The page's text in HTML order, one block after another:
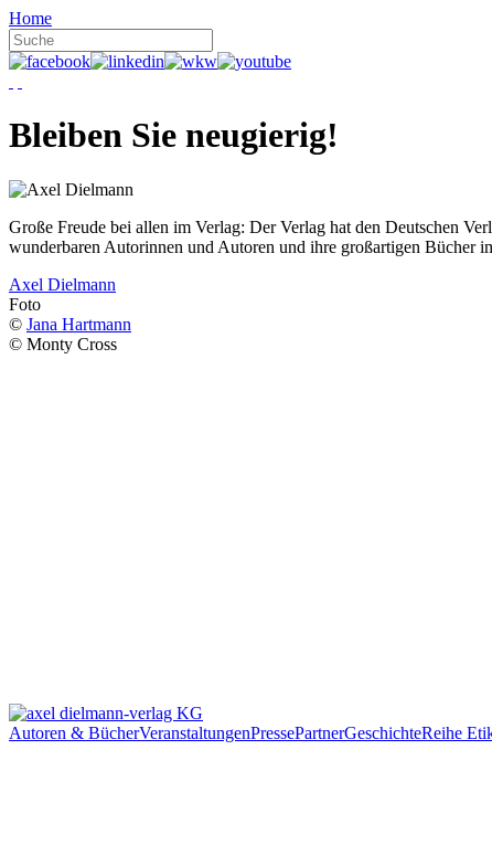
Home
Bleiben Sie neugierig!
Große Freude bei allen im Verlag: Der Verlag hat den Deutschen
wunderbaren Autorinnen und Autoren und ihre großartigen
Axel Dielmann
Foto
© Jana Hartmann
© Monty Cross
Autoren & BücherVeranstaltungenPressePartnerGeschichteReihe